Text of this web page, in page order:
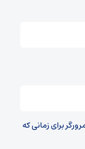
برای زمانی که